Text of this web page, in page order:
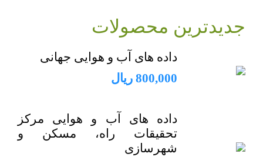
جدیدترین محصولات
داده های آب و هوایی جهانی
800,000 ریال
داده های آب و هوایی مرکز
تحقیقات راه، مسکن و
شهرسازی